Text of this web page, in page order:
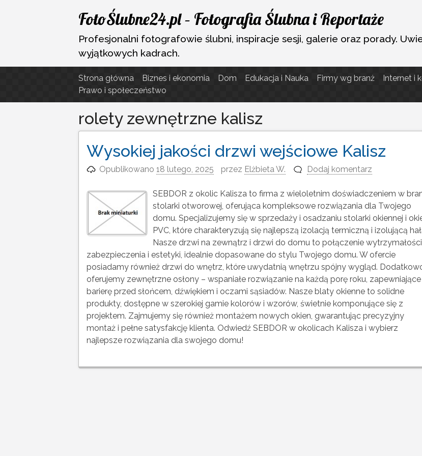
Przejdź
do
treści
FotoŚlubne24.pl – Fotografia Ślubna i Reportaże
Profesjonalni fotografowie ślubni, inspiracje sesji, galerie oraz porady.
wyjątkowych kadrach.
Strona główna Biznes i ekonomia Dom Edukacja i Nauka Firmy wg branż Internet i
Prawo i społeczeństwo
rolety zewnętrzne kalisz
Wysokiej jakości drzwi wejściowe Kalisz
Opublikowano18 lutego, 2025 przez Elżbieta W. Dodaj komentarz
SEBDOR z okolic Kalisza to firma z wieloletnim doświadczeniem w
stolarki otworowej, oferująca kompleksowe rozwiązania dla Twojego
domu. Specjalizujemy się w sprzedaży i osadzaniu stolarki okiennej i
PVC, które charakteryzują się najlepszą izolacją termiczną i izolującą
Nasze drzwi na zewnątrz i drzwi do domu to połączenie
zabezpieczenia i estetyki, idealnie dopasowane do stylu Twojego domu. W ofercie
posiadamy również drzwi do wnętrz, które uwydatnią wnętrzu spójny wygląd.
oferujemy zewnętrzne osłony – wspaniałe rozwiązanie na każdą porę roku, zapewniające
barierę przed słońcem, dźwiękiem i oczami sąsiadów. Nasze blaty okienne to solidne
produkty, dostępne w szerokiej gamie kolorów i wzorów, świetnie komponujące się z
projektem. Zajmujemy się również montażem nowych okien, gwarantując precyzyjny
montaż i pełne satysfakcję klienta. Odwiedź SEBDOR w okolicach Kalisza i wybierz
najlepsze rozwiązania dla swojego domu!